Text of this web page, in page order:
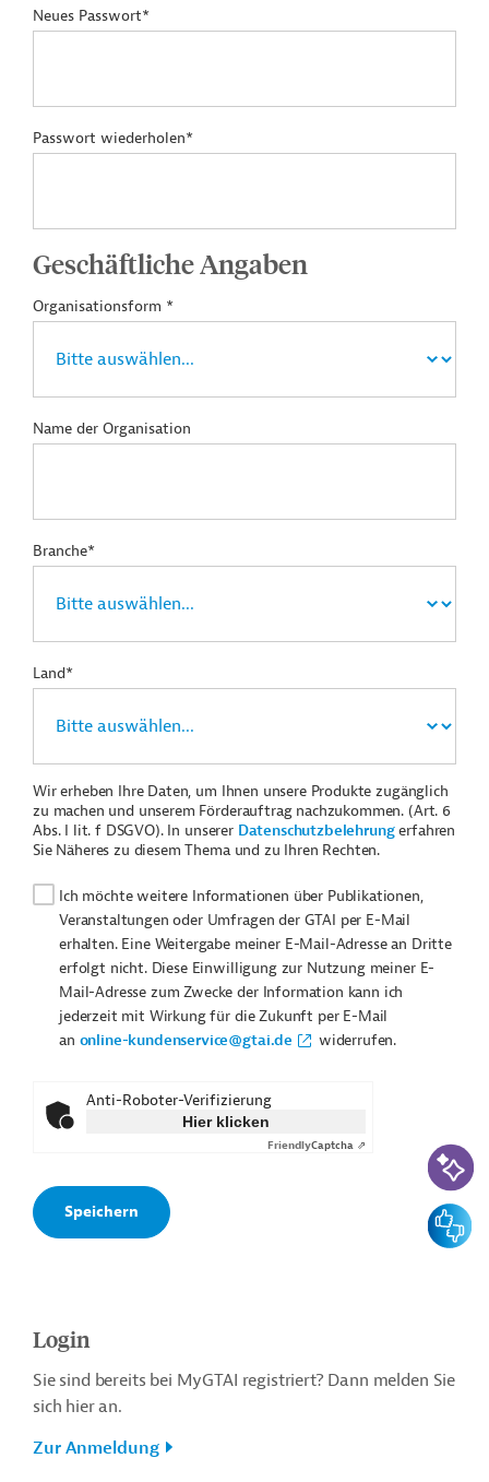
Neues Passwort*
Passwort wiederholen*
Geschäftliche Angaben
Organisationsform *
Name der Organisation
Branche*
Land*
Wir erheben Ihre Daten, um Ihnen unsere Produkte zugänglich
zu machen und unserem Förderauftrag nachzukommen. (Art. 6
Abs. I lit. f DSGVO). In unserer Datenschutzbelehrungerfahren
Sie Näheres zu diesem Thema und zu Ihren Rechten.
Ich möchte weitere Informationen über Publikationen,
Veranstaltungen oder Umfragen der GTAI per E-Mail
erhalten. Eine Weitergabe meiner E-Mail-Adresse an Dritte
erfolgt nicht. Diese Einwilligung zur Nutzung meiner E-
Mail-Adresse zum Zwecke der Information kann ich
jederzeit mit Wirkung für die Zukunft per E-Mail
an online-kundenservice@gtai.de widerrufen.
Anti-Roboter-Verifizierung
Hier klicken
FriendlyCaptcha ⇗
Login
Sie sind bereits bei MyGTAI registriert? Dann melden Sie
sich hier an.
Zur Anmeldung
KI-